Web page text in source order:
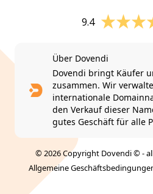
9.4
Über Dovendi
Dovendi bringt Käufer
zusammen. Wir
internationale
den Verkauf dieser
gutes Geschäft für alle
© 2026 Copyright Dovendi © -
Allgemeine